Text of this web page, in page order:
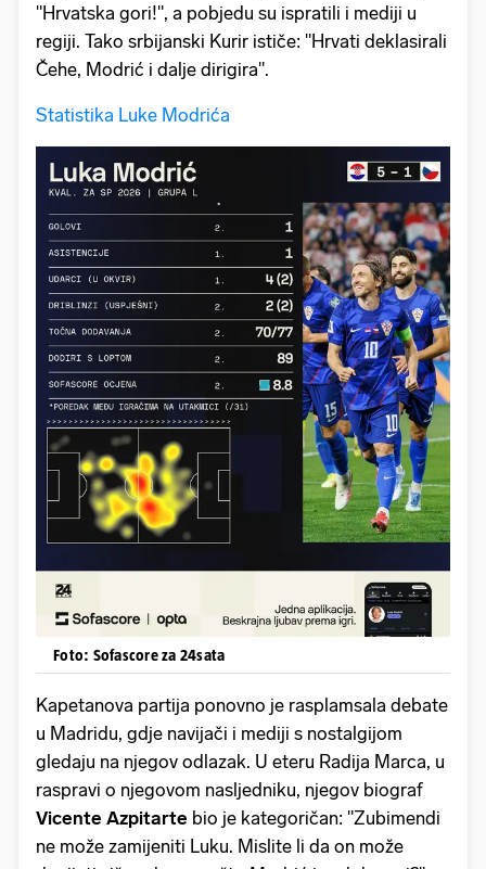
"Hrvatska gori!", a pobjedu su ispratili i mediji u
regiji. Tako srbijanski Kurir ističe: "Hrvati deklasirali
Čehe, Modrić i dalje dirigira".
Statistika Luke Modrića
Foto: Sofascore za 24sata
Kapetanova partija ponovno je rasplamsala debate
u Madridu, gdje navijači i mediji s nostalgijom
gledaju na njegov odlazak. U eteru Radija Marca, u
raspravi o njegovom nasljedniku, njegov biograf
Vicente Azpitarte bio je kategoričan: "Zubimendi
ne može zamijeniti Luku. Mislite li da on može